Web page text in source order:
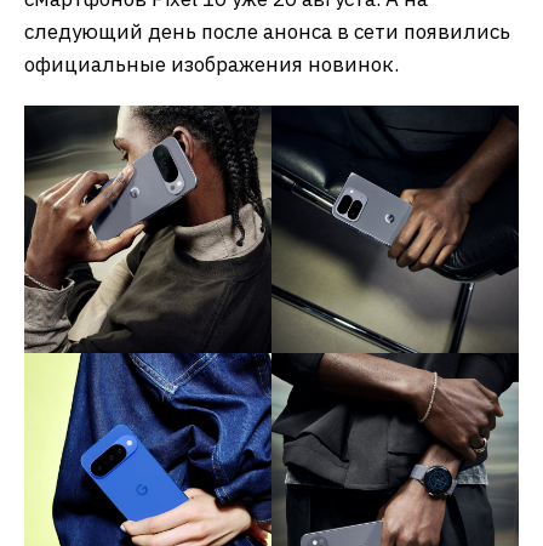
следующий день после анонса в сети появились
официальные изображения новинок.